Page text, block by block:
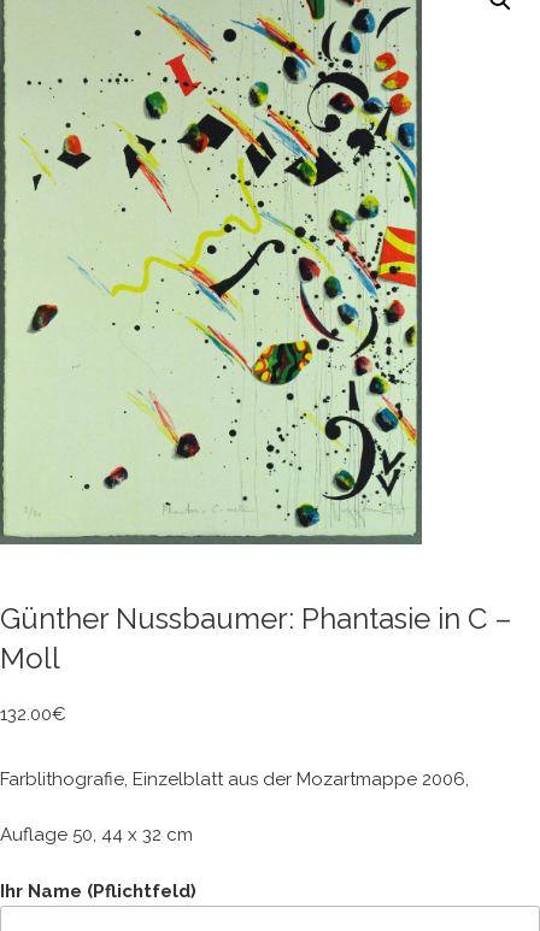
Günther Nussbaumer: Phantasie in C –
Moll
132.00€
Farblithografie, Einzelblatt aus der Mozartmappe 2006,
Auflage 50, 44 x 32 cm
Ihr Name (Pflichtfeld)